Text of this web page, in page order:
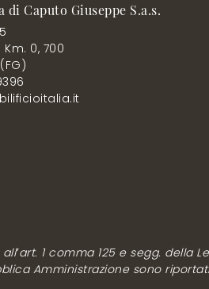
Caputo Giuseppe S.a.s.
0, 700
1 comma 125 e segg. della
Amministrazione sono